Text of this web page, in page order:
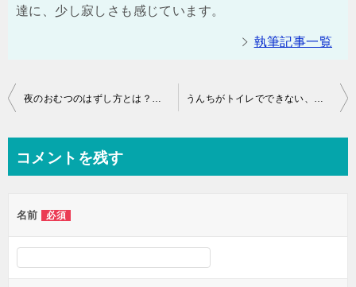
達に、少し寂しさも感じています。
執筆記事一覧
投
ビ
ー
シ
夜のおむつのはずし方とは？昼のおむつとは別物？！ うんちがトイレでできない、トイレトレーニングって終わるの？
コメントを残す
名前 必須